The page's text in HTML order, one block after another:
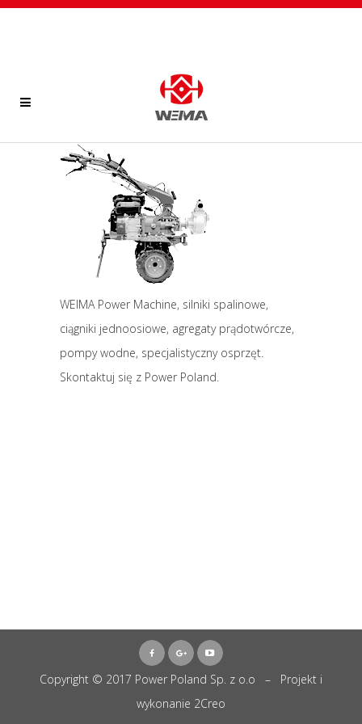
WEIMA Power Machine, silniki spalinowe,
ciągniki jednoosiowe, agregaty prądotwórcze,
pompy wodne, specjalistyczny osprzęt.
Skontaktuj się z Power Poland.
Copyright © 2017 Power Poland Sp. z o.o – Projekt i
wykonanie 2Creo